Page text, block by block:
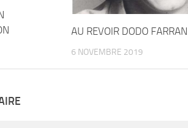
AU REVOIR DODO FARRAN
6 NOVEMBRE 2019